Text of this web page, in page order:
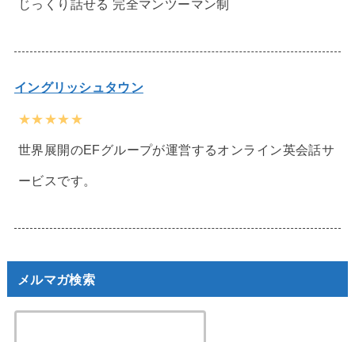
じっくり話せる 完全マンツーマン制
イングリッシュタウン
★★★★★
世界展開のEFグループが運営するオンライン英会話サ
ービスです。
メルマガ検索